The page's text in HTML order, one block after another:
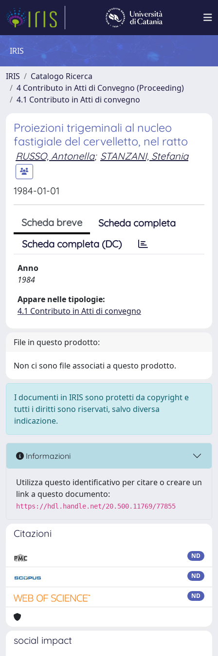
IRIS
IRIS
Catalogo Ricerca
4 Contributo in Atti di Convegno (Proceeding)
4.1 Contributo in Atti di convegno
Proiezioni trigeminali al nucleo
fastigiale del cervelletto, nel ratto
RUSSO, Antonella; STANZANI, Stefania
1984-01-01
Scheda breve
Scheda completa
Scheda completa (DC)
Anno
1984
Appare nelle tipologie:
4.1 Contributo in Atti di convegno
File in questo prodotto:
Non ci sono file associati a questo prodotto.
I documenti in IRIS sono protetti da copyright e
tutti i diritti sono riservati, salvo diversa
indicazione.
Informazioni
Utilizza questo identificativo per citare o creare un
link a questo documento:
https://hdl.handle.net/20.500.11769/77855
Citazioni
ND
ND
ND
social impact